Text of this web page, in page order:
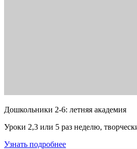
Дошкольники 2-6: летняя академия
Уроки 2,3 или 5 раз неделю,
Узнать подробнее